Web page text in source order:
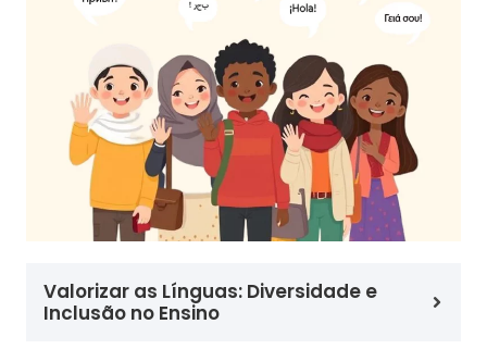
Valorizar as Línguas: Diversidade e
Inclusão no Ensino